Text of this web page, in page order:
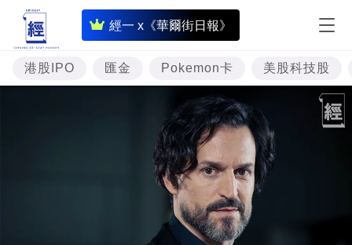
經一 x《華爾街日報》
即
時
財
經
港股IPO 匯金 Pokemon卡 美股科技股